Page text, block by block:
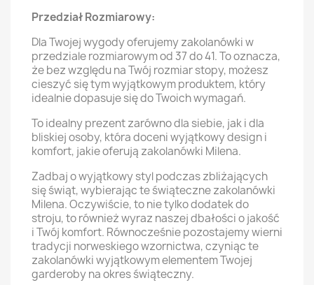
Przedział Rozmiarowy:
Dla Twojej wygody oferujemy zakolanówki w
przedziale rozmiarowym od 37 do 41. To oznacza,
że bez względu na Twój rozmiar stopy, możesz
cieszyć się tym wyjątkowym produktem, który
idealnie dopasuje się do Twoich wymagań.
To idealny prezent zarówno dla siebie, jak i dla
bliskiej osoby, która doceni wyjątkowy design i
komfort, jakie oferują zakolanówki Milena.
Zadbaj o wyjątkowy styl podczas zbliżających
się świąt, wybierając te świąteczne zakolanówki
Milena. Oczywiście, to nie tylko dodatek do
stroju, to również wyraz naszej dbałości o jakość
i Twój komfort. Równocześnie pozostajemy wierni
tradycji norweskiego wzornictwa, czyniąc te
zakolanówki wyjątkowym elementem Twojej
garderoby na okres świąteczny.